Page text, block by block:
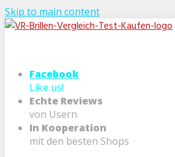
Skip to main content
Facebook
Like us!
Echte Reviews
von Usern
In Kooperation
mit den besten Shops